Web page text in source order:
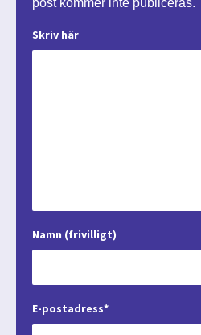
Skriv här
Namn (frivilligt)
E-postadress*